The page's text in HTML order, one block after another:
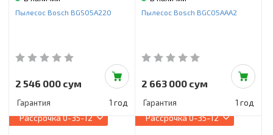
Инструменты и техника
Красота и здоровье
Пылесосы
Фильтры для воды
Сантехника
Пылесос Bosch BGS05A220
2 546 000 сум
Гарантия 1 год
Пылесос Bosch BGC05AAA2
2 663 000 сум
Гарантия 1 год
Рассрочка0-35-12 Рассрочка0-35-12